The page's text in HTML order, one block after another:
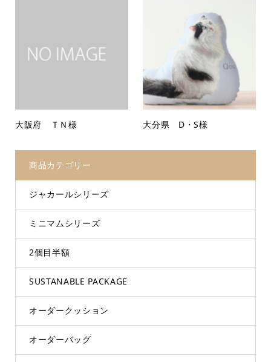
大阪府 ＴＮ様 大分県 D・S様
商品カテゴリー
ジャカールシリーズ
ミニマムシリーズ
2個目半額
SUSTANABLE PACKAGE
オーダークッション
オーダーバッグ